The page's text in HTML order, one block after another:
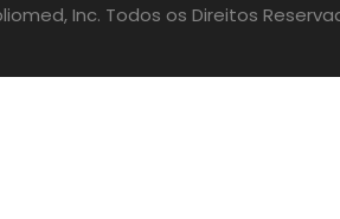
Inc. Todos os Direitos